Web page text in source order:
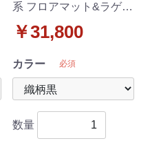
系 フロアマット&ラゲッ
ト 7人乗り用 織柄シリー
￥31,800
カラー 必須
数量